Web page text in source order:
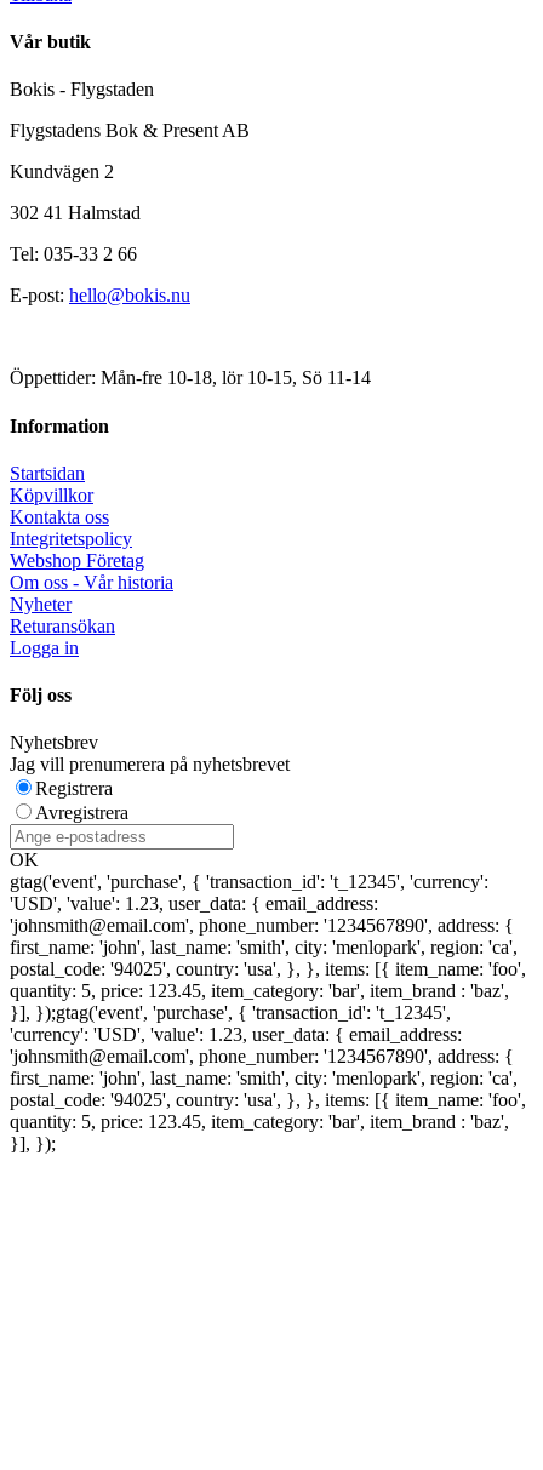
Vår butik
Bokis - Flygstaden
Flygstadens Bok & Present AB
Kundvägen 2
302 41 Halmstad
Tel: 035-33 2 66
E-post: hello@bokis.nu
Öppettider: Mån-fre 10-18, lör 10-15, Sö 11-14
Information
Startsidan
Köpvillkor
Kontakta oss
Integritetspolicy
Webshop Företag
Om oss - Vår historia
Nyheter
Returansökan
Logga in
Följ oss
Nyhetsbrev
Jag vill prenumerera på nyhetsbrevet
Registrera
Avregistrera
OK
gtag('event', 'purchase', { 'transaction_id': 't_12345', 'currency':
'USD', 'value': 1.23, user_data: { email_address:
'johnsmith@email.com', phone_number: '1234567890', address: {
first_name: 'john', last_name: 'smith', city: 'menlopark', region: 'ca',
postal_code: '94025', country: 'usa', }, }, items: [{ item_name: 'foo',
quantity: 5, price: 123.45, item_category: 'bar', item_brand : 'baz',
}], });gtag('event', 'purchase', { 'transaction_id': 't_12345',
'currency': 'USD', 'value': 1.23, user_data: { email_address:
'johnsmith@email.com', phone_number: '1234567890', address: {
first_name: 'john', last_name: 'smith', city: 'menlopark', region: 'ca',
postal_code: '94025', country: 'usa', }, }, items: [{ item_name: 'foo',
quantity: 5, price: 123.45, item_category: 'bar', item_brand : 'baz',
}], });